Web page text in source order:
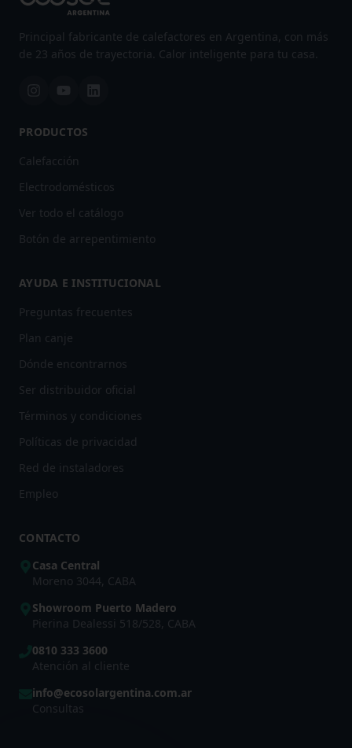
Principal fabricante de calefactores en Argentina, con más
de 23 años de trayectoria. Calor inteligente para tu casa.
PRODUCTOS
Calefacción
Electrodomésticos
Ver todo el catálogo
Botón de arrepentimiento
AYUDA E INSTITUCIONAL
Preguntas frecuentes
Plan canje
Dónde encontrarnos
Ser distribuidor oficial
Términos y condiciones
Políticas de privacidad
Red de instaladores
Empleo
CONTACTO
Casa Central
Moreno 3044, CABA
Showroom Puerto Madero
Pierina Dealessi 518/528, CABA
0810 333 3600
Atención al cliente
info@ecosolargentina.com.ar
Consultas